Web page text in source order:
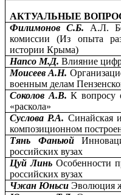
АКТУАЛЬНЫЕ
Филимонов С.Б. А.Л.
комиссии (Из опыта
истории Крыма)
Напсо М.Д.Влияние
Моисеев А.Н.
военным делам
Соколов А.В.К вопросу
«раскола»
Суслова Р.А. Синайская
композиционном
Тянь Фаньюй
российских вузах
Цуй ЛиньОсобенности
российских вузах
Чжан ЮньсиЭволюция